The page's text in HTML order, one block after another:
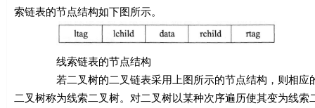
索链表的节点结构如下图所示。
线索链表的节点结构
若二叉树的二叉链表采用上图所示的节点结构，则相应的
二叉树称为线索二叉树。对二叉树以某种次序遍历使其变为线索